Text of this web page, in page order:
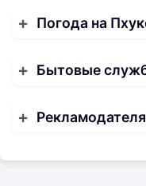
Погода на
Бытовые